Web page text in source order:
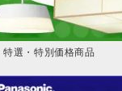
特選・特別価格商品